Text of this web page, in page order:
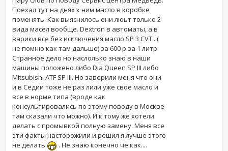
Поехал тут на днях к ним масло в коробке
поменять. Как выяснилось они люьт только 2
вида масел вообще. Dextron в автоматы, а в
варики все без исключения масло SP 3 CVT...(
не помню как там дальше) за 600 р за 1 литр.
Странное дело но наслолько знаю в наши
машины положено либо Dia Queen SP III либо
Mitsubishi ATF SP III. Но заверили меня что они
и в Седии тоже не раз лили уже свое масло и
все в норме типа (вроде как
консультировались по этому поводу в Москве-
там сказали что можно). И к тому же хотели
делать с промывкой полную замену. Меня все
эти факты насторожили и решил я лучше этого
не делать
. Не знаю конечно че как....